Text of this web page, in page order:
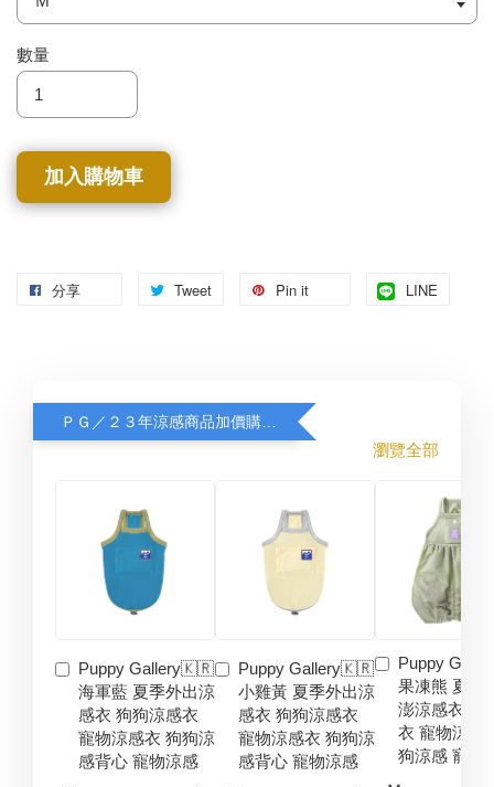
數量
加入購物車
分享 Tweet Pin it LINE
瀏覽全部
Puppy Gallery🇰🇷
海軍藍 夏季外出涼
感衣 狗狗涼感衣
寵物涼感衣 狗狗涼
感背心 寵物涼感
Puppy Gallery🇰🇷
小雞黃 夏季外出涼
感衣 狗狗涼感衣
寵物涼感衣 狗狗涼
感背心 寵物涼感
Puppy
果凍熊 夏季
澎涼感衣 狗
衣 寵物涼感
狗涼感 寵物